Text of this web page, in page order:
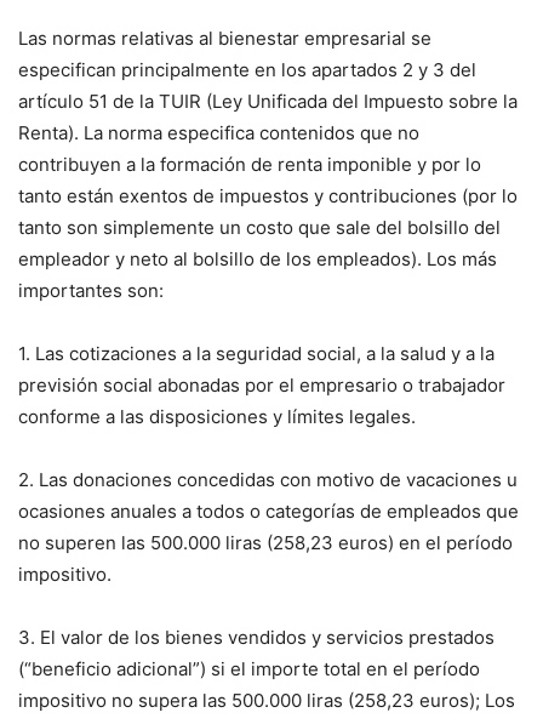
Las normas relativas al bienestar empresarial se
especifican principalmente en los apartados 2 y 3 del
artículo 51 de la TUIR (Ley Unificada del Impuesto sobre la
Renta). La norma especifica contenidos que no
contribuyen a la formación de renta imponible y por lo
tanto están exentos de impuestos y contribuciones (por lo
tanto son simplemente un costo que sale del bolsillo del
empleador y neto al bolsillo de los empleados). Los más
importantes son:
1. Las cotizaciones a la seguridad social, a la salud y a la
previsión social abonadas por el empresario o trabajador
conforme a las disposiciones y límites legales.
2. Las donaciones concedidas con motivo de vacaciones u
ocasiones anuales a todos o categorías de empleados que
no superen las 500.000 liras (258,23 euros) en el período
impositivo.
3. El valor de los bienes vendidos y servicios prestados
(“beneficio adicional”) si el importe total en el período
impositivo no supera las 500.000 liras (258,23 euros); Los